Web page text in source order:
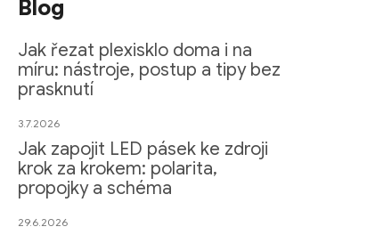
Blog
Jak řezat plexisklo doma i na
míru: nástroje, postup a tipy bez
prasknutí
3.7.2026
Jak zapojit LED pásek ke zdroji
krok za krokem: polarita,
propojky a schéma
29.6.2026